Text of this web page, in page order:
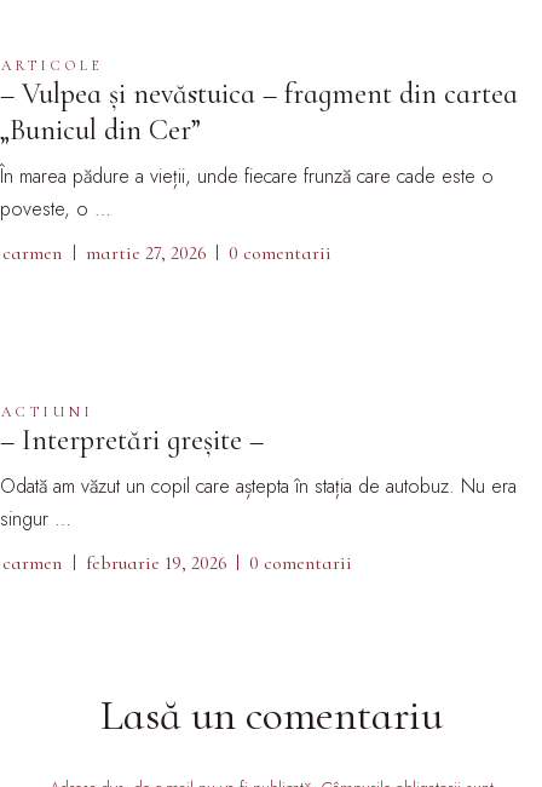
ARTICOLE
– Vulpea și nevăstuica – fragment din cartea
„Bunicul din Cer”
În marea pădure a vieții, unde fiecare frunză care cade este o
poveste, o …
carmen martie 27, 2026 0 comentarii
ACTIUNI
– Interpretări greșite –
Odată am văzut un copil care aștepta în stația de autobuz. Nu era
singur …
carmen februarie 19, 2026 0 comentarii
Lasă un comentariu